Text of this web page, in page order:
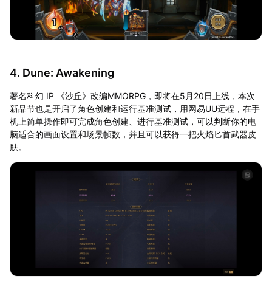
4. Dune: Awakening
著名科幻 IP 《沙丘》改编MMORPG，即将在5月20日上线，本次
新品节也是开启了角色创建和运行基准测试，用网易UU远程，在手
机上简单操作即可完成角色创建、进行基准测试，可以判断你的电
脑适合的画面设置和场景帧数，并且可以获得一把火焰匕首武器皮
肤。